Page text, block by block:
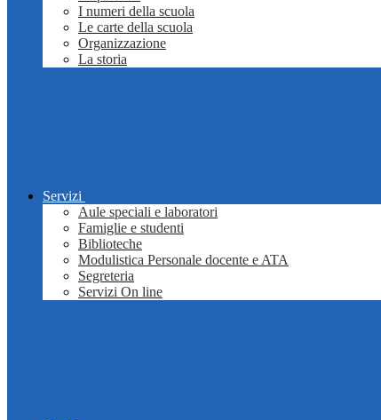
I numeri della scuola
Le carte della scuola
Organizzazione
La storia
Servizi
Aule speciali e laboratori
Famiglie e studenti
Biblioteche
Modulistica Personale docente e ATA
Segreteria
Servizi On line